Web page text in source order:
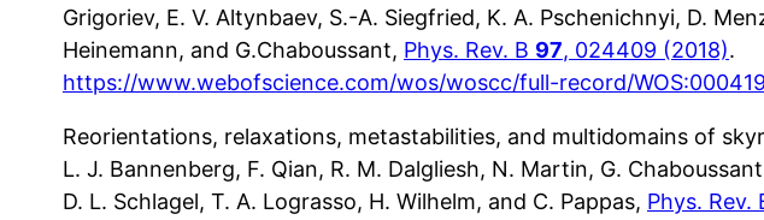
Grigoriev, E. V. Altynbaev, S.-A. Siegfried, K. A. Pschenichnyi, D.
Heinemann, and G.Chaboussant, Phys. Rev. B 97, 024409 (2018).
https://www.webofscience.com/wos/woscc/full-record/
Reorientations, relaxations, metastabilities, and multidomains of
L. J. Bannenberg, F. Qian, R. M. Dalgliesh, N. Martin, G.
D. L. Schlagel, T. A. Lograsso, H. Wilhelm, and C. Pappas, Phys. Rev.